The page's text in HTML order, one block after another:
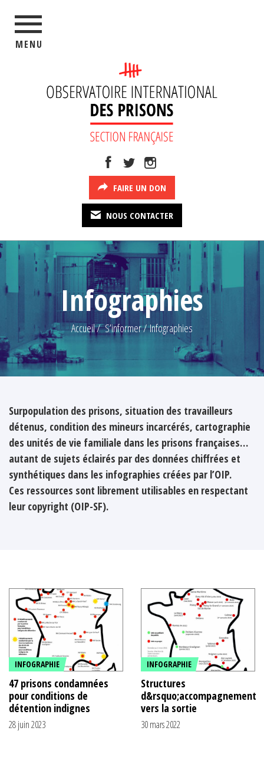
MENU
FAIRE UN DON
NOUS CONTACTER
Infographies
Accueil S’informer Infographies
Surpopulation des prisons, situation des travailleurs
détenus, condition des mineurs incarcérés, cartographie
des unités de vie familiale dans les prisons françaises…
autant de sujets éclairés par des données chiffrées et
synthétiques dans les infographies créées par l’OIP.
Ces ressources sont librement utilisables en respectant
leur copyright (OIP-SF).
INFOGRAPHIE
47 prisons condamnées
pour conditions de
détention indignes
28 juin 2023
INFOGRAPHIE
Structures
d&rsquo;accompagnement
vers la sortie
30 mars 2022